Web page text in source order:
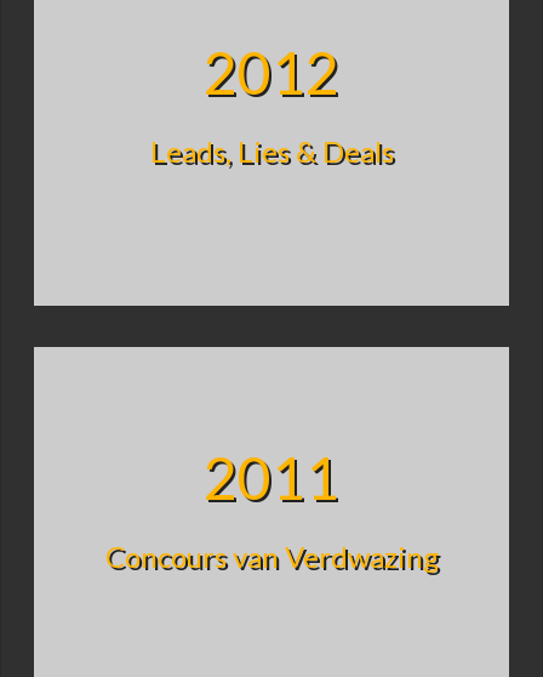
2012
Leads, Lies & Deals
2011
Concours van Verdwazing